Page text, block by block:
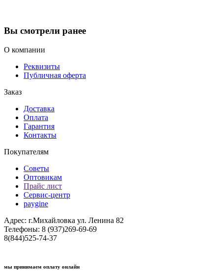
Вы смотрели ранее
О компании
Реквизиты
Публичная оферта
Заказ
Доставка
Оплата
Гарантия
Контакты
Покупателям
Советы
Оптовикам
Прайс лист
Сервис-центр
paygine
Адрес: г.Михайловка ул. Ленина 82
Телефоны: 8 (937)269-69-69
8(844)525-74-37
мы принимаем оплату онлайн